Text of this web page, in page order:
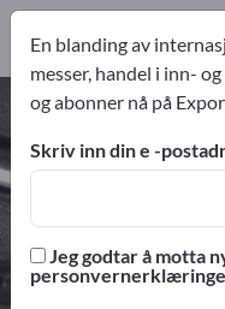
Måleverktøy
leverandører
Distributører
En blanding av
messer, handel i inn-
og abonner nå på
Skriv inn din e -
Jeg godtar å motta